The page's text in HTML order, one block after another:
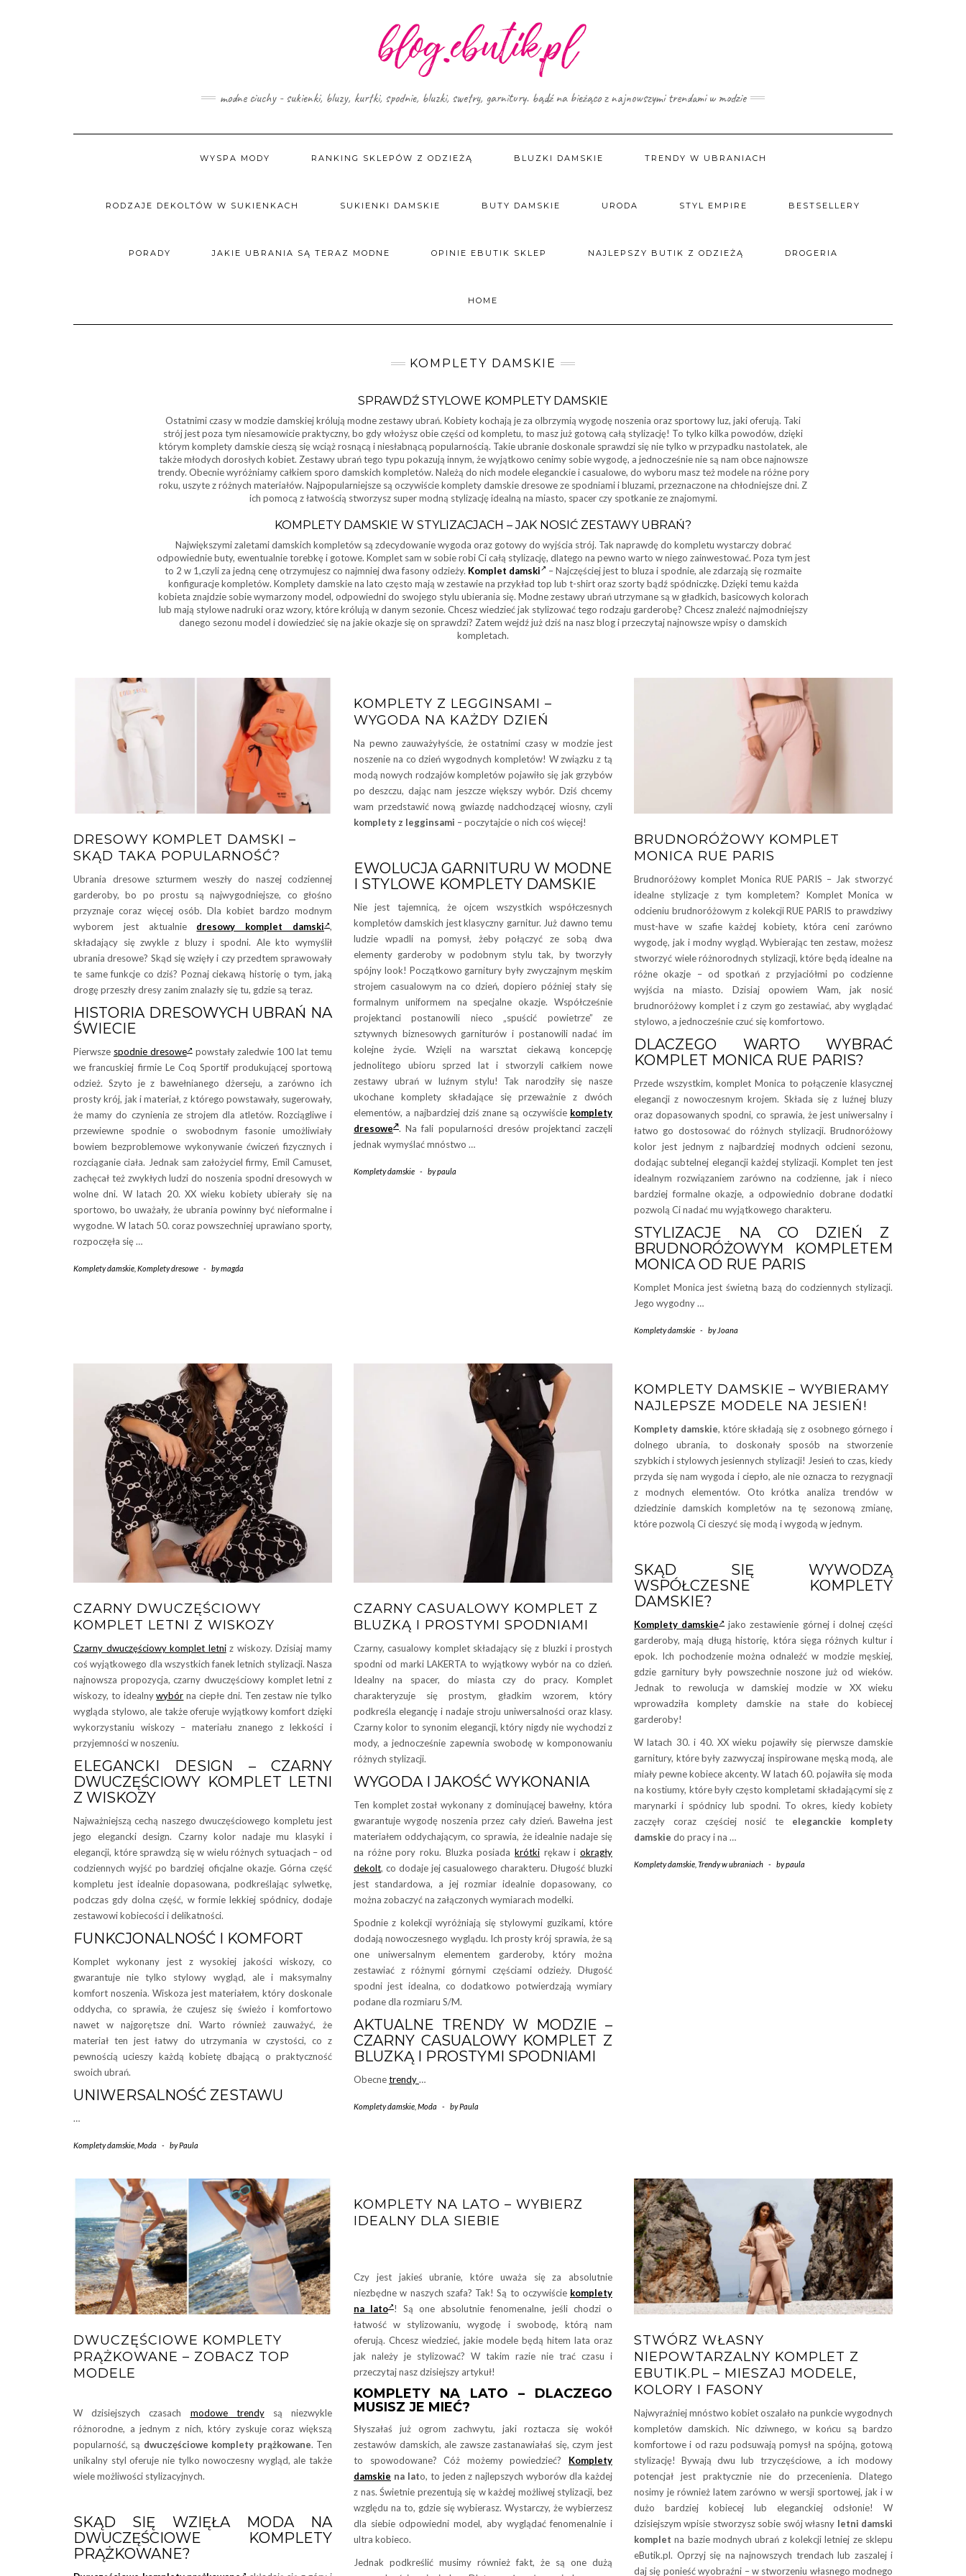
modne ciuchy - sukienki, bluzy, kurtki, spodnie, bluzki, swetry, garnitury. bądź na bieżąco z najnowszymi trendami w modzie
WYSPA MODY RANKING SKLEPÓW Z ODZIEŻĄ BLUZKI DAMSKIE TRENDY W UBRANIACH
RODZAJE DEKOLTÓW W SUKIENKACH SUKIENKI DAMSKIE BUTY DAMSKIE URODA STYL EMPIRE BESTSELLERY
PORADY JAKIE UBRANIA SĄ TERAZ MODNE OPINIE EBUTIK SKLEP NAJLEPSZY BUTIK Z ODZIEŻĄ DROGERIA
HOME
KOMPLETY DAMSKIE
SPRAWDŹ STYLOWE KOMPLETY DAMSKIE
Ostatnimi czasy w modzie damskiej królują modne zestawy ubrań. Kobiety kochają je za olbrzymią wygodę noszenia oraz sportowy luz, jaki oferują. Taki
strój jest poza tym niesamowicie praktyczny, bo gdy włożysz obie części od kompletu, to masz już gotową całą stylizację! To tylko kilka powodów, dzięki
którym komplety damskie cieszą się wciąż rosnącą i niesłabnącą popularnością. Takie ubranie doskonale sprawdzi się nie tylko w przypadku nastolatek, ale
także młodych dorosłych kobiet. Zestawy ubrań tego typu pokazują innym, że wyjątkowo cenimy sobie wygodę, a jednocześnie nie są nam obce najnowsze
trendy. Obecnie wyróżniamy całkiem sporo damskich kompletów. Należą do nich modele eleganckie i casualowe, do wyboru masz też modele na różne pory
roku, uszyte z różnych materiałów. Najpopularniejsze są oczywiście komplety damskie dresowe ze spodniami i bluzami, przeznaczone na chłodniejsze dni. Z
ich pomocą z łatwością stworzysz super modną stylizację idealną na miasto, spacer czy spotkanie ze znajomymi.
KOMPLETY DAMSKIE W STYLIZACJACH – JAK NOSIĆ ZESTAWY UBRAŃ?
Największymi zaletami damskich kompletów są zdecydowanie wygoda oraz gotowy do wyjścia strój. Tak naprawdę do kompletu wystarczy dobrać
odpowiednie buty, ewentualnie torebkę i gotowe. Komplet sam w sobie robi Ci całą stylizację, dlatego na pewno warto w niego zainwestować. Poza tym jest
to 2 w 1,czyli za jedną cenę otrzymujesz co najmniej dwa fasony odzieży. Komplet damski
– Najczęściej jest to bluza i spodnie, ale zdarzają się rozmaite
konfiguracje kompletów. Komplety damskie na lato często mają w zestawie na przykład top lub t-shirt oraz szorty bądź spódniczkę. Dzięki temu każda
kobieta znajdzie sobie wymarzony model, odpowiedni do swojego stylu ubierania się. Modne zestawy ubrań utrzymane są w gładkich, basicowych kolorach
lub mają stylowe nadruki oraz wzory, które królują w danym sezonie. Chcesz wiedzieć jak stylizować tego rodzaju garderobę? Chcesz znaleźć najmodniejszy
danego sezonu model i dowiedzieć się na jakie okazje się on sprawdzi? Zatem wejdź już dziś na nasz blog i przeczytaj najnowsze wpisy o damskich
kompletach.
DRESOWY KOMPLET DAMSKI –
SKĄD TAKA POPULARNOŚĆ?
Ubrania dresowe szturmem weszły do naszej codziennej
garderoby, bo po prostu są najwygodniejsze, co głośno
przyznaje coraz więcej osób. Dla kobiet bardzo modnym
wyborem jest aktualnie dresowy komplet damski ,
składający się zwykle z bluzy i spodni. Ale kto wymyślił
ubrania dresowe? Skąd się wzięły i czy przedtem sprawowały
te same funkcje co dziś? Poznaj ciekawą historię o tym, jaką
drogę przeszły dresy zanim znalazły się tu, gdzie są teraz.
HISTORIA DRESOWYCH UBRAŃ NA
ŚWIECIE
Pierwsze spodnie dresowe powstały zaledwie 100 lat temu
we francuskiej firmie Le Coq Sportif produkującej sportową
odzież. Szyto je z bawełnianego dżerseju, a zarówno ich
prosty krój, jak i materiał, z którego powstawały, sugerowały,
że mamy do czynienia ze strojem dla atletów. Rozciągliwe i
przewiewne spodnie o swobodnym fasonie umożliwiały
bowiem bezproblemowe wykonywanie ćwiczeń fizycznych i
rozciąganie ciała. Jednak sam założyciel firmy, Emil Camuset,
zachęcał też zwykłych ludzi do noszenia spodni dresowych w
wolne dni. W latach 20. XX wieku kobiety ubierały się na
sportowo, bo uważały, że ubrania powinny być nieformalne i
wygodne. W latach 50. coraz powszechniej uprawiano sporty,
rozpoczęła się …
Komplety damskie Komplety dresowe - bymagda
KOMPLETY Z LEGGINSAMI –
WYGODA NA KAŻDY DZIEŃ
Na pewno zauważyłyście, że ostatnimi czasy w modzie jest
noszenie na co dzień wygodnych kompletów! W związku z tą
modą nowych rodzajów kompletów pojawiło się jak grzybów
po deszczu, dając nam jeszcze większy wybór. Dziś chcemy
wam przedstawić nową gwiazdę nadchodzącej wiosny, czyli
komplety z legginsami – poczytajcie o nich coś więcej!
EWOLUCJA GARNITURU W MODNE
I STYLOWE KOMPLETY DAMSKIE
Nie jest tajemnicą, że ojcem wszystkich współczesnych
kompletów damskich jest klasyczny garnitur. Już dawno temu
ludzie wpadli na pomysł, żeby połączyć ze sobą dwa
elementy garderoby w podobnym stylu tak, by tworzyły
spójny look! Początkowo garnitury były zwyczajnym męskim
strojem casualowym na co dzień, dopiero później stały się
formalnym uniformem na specjalne okazje. Współcześnie
projektanci postanowili nieco „spuścić powietrze” ze
sztywnych biznesowych garniturów i postanowili nadać im
kolejne życie. Wzięli na warsztat ciekawą koncepcję
jednolitego ubioru sprzed lat i stworzyli całkiem nowe
zestawy ubrań w luźnym stylu! Tak narodziły się nasze
ukochane komplety składające się przeważnie z dwóch
elementów, a najbardziej dziś znane są oczywiście komplety
dresowe . Na fali popularności dresów projektanci zaczęli
jednak wymyślać mnóstwo …
Komplety damskie - bypaula
BRUDNORÓŻOWY KOMPLET
MONICA RUE PARIS
Brudnoróżowy komplet Monica RUE PARIS – Jak stworzyć
idealne stylizacje z tym kompletem? Komplet Monica w
odcieniu brudnoróżowym z kolekcji RUE PARIS to prawdziwy
must-have w szafie każdej kobiety, która ceni zarówno
wygodę, jak i modny wygląd. Wybierając ten zestaw, możesz
stworzyć wiele różnorodnych stylizacji, które będą idealne na
różne okazje – od spotkań z przyjaciółmi po codzienne
wyjścia na miasto. Dzisiaj opowiem Wam, jak nosić
brudnoróżowy komplet i z czym go zestawiać, aby wyglądać
stylowo, a jednocześnie czuć się komfortowo.
DLACZEGO WARTO WYBRAĆ
KOMPLET MONICA RUE PARIS?
Przede wszystkim, komplet Monica to połączenie klasycznej
elegancji z nowoczesnym krojem. Składa się z luźnej bluzy
oraz dopasowanych spodni, co sprawia, że jest uniwersalny i
łatwo go dostosować do różnych stylizacji. Brudnoróżowy
kolor jest jednym z najbardziej modnych odcieni sezonu,
dodając subtelnej elegancji każdej stylizacji. Komplet ten jest
idealnym rozwiązaniem zarówno na codzienne, jak i nieco
bardziej formalne okazje, a odpowiednio dobrane dodatki
pozwolą Ci nadać mu wyjątkowego charakteru.
STYLIZACJE NA CO DZIEŃ Z
BRUDNORÓŻOWYM KOMPLETEM
MONICA OD RUE PARIS
Komplet Monica jest świetną bazą do codziennych stylizacji.
Jego wygodny …
Komplety damskie - by Joana
CZARNY DWUCZĘŚCIOWY
KOMPLET LETNI Z WISKOZY
Czarny dwuczęściowy komplet letniz wiskozy. Dzisiaj mamy
coś wyjątkowego dla wszystkich fanek letnich stylizacji. Nasza
najnowsza propozycja, czarny dwuczęściowy komplet letni z
wiskozy, to idealnywybór na ciepłe dni. Ten zestaw nie tylko
wygląda stylowo, ale także oferuje wyjątkowy komfort dzięki
wykorzystaniu wiskozy – materiału znanego z lekkości i
przyjemności w noszeniu.
ELEGANCKI DESIGN – CZARNY
DWUCZĘŚCIOWY KOMPLET LETNI
Z WISKOZY
Najważniejszą cechą naszego dwuczęściowego kompletu jest
jego elegancki design. Czarny kolor nadaje mu klasyki i
elegancji, które sprawdzą się w wielu różnych sytuacjach – od
codziennych wyjść po bardziej oficjalne okazje. Górna część
kompletu jest idealnie dopasowana, podkreślając sylwetkę,
podczas gdy dolna część, w formie lekkiej spódnicy, dodaje
zestawowi kobiecości i delikatności.
FUNKCJONALNOŚĆ I KOMFORT
Komplet wykonany jest z wysokiej jakości wiskozy, co
gwarantuje nie tylko stylowy wygląd, ale i maksymalny
komfort noszenia. Wiskoza jest materiałem, który doskonale
oddycha, co sprawia, że czujesz się świeżo i komfortowo
nawet w najgorętsze dni. Warto również zauważyć, że
materiał ten jest łatwy do utrzymania w czystości, co z
pewnością ucieszy każdą kobietę dbającą o praktyczność
swoich ubrań.
UNIWERSALNOŚĆ ZESTAWU
…
Komplety damskie Moda - byPaula
CZARNY CASUALOWY KOMPLET Z
BLUZKĄ I PROSTYMI SPODNIAMI
Czarny, casualowy komplet składający się z bluzki i prostych
spodni od marki LAKERTA to wyjątkowy wybór na co dzień.
Idealny na spacer, do miasta czy do pracy. Komplet
charakteryzuje się prostym, gładkim wzorem, który
podkreśla elegancję i nadaje stroju uniwersalności oraz klasy.
Czarny kolor to synonim elegancji, który nigdy nie wychodzi z
mody, a jednocześnie zapewnia swobodę w komponowaniu
różnych stylizacji.
WYGODA I JAKOŚĆ WYKONANIA
Ten komplet został wykonany z dominującej bawełny, która
gwarantuje wygodę noszenia przez cały dzień. Bawełna jest
materiałem oddychającym, co sprawia, że idealnie nadaje się
na różne pory roku. Bluzka posiada krótki rękaw i okrągły
dekolt, co dodaje jej casualowego charakteru. Długość bluzki
jest standardowa, a jej rozmiar idealnie dopasowany, co
można zobaczyć na załączonych wymiarach modelki.
Spodnie z kolekcji wyróżniają się stylowymi guzikami, które
dodają nowoczesnego wyglądu. Ich prosty krój sprawia, że są
one uniwersalnym elementem garderoby, który można
zestawiać z różnymi górnymi częściami odzieży. Długość
spodni jest idealna, co dodatkowo potwierdzają wymiary
podane dla rozmiaru S/M.
AKTUALNE TRENDY W MODZIE –
CZARNY CASUALOWY KOMPLET Z
BLUZKĄ I PROSTYMI SPODNIAMI
Obecnetrendy…
Komplety damskie Moda - byPaula
KOMPLETY DAMSKIE – WYBIERAMY
NAJLEPSZE MODELE NA JESIEŃ!
Komplety damskie, które składają się z osobnego górnego i
dolnego ubrania, to doskonały sposób na stworzenie
szybkich i stylowych jesiennych stylizacji! Jesień to czas, kiedy
przyda się nam wygoda i ciepło, ale nie oznacza to rezygnacji
z modnych elementów. Oto krótka analiza trendów w
dziedzinie damskich kompletów na tę sezonową zmianę,
które pozwolą Ci cieszyć się modą i wygodą w jednym.
SKĄD SIĘ WYWODZĄ
WSPÓŁCZESNE KOMPLETY
DAMSKIE?
Komplety damskie jako zestawienie górnej i dolnej części
garderoby, mają długą historię, która sięga różnych kultur i
epok. Ich pochodzenie można odnaleźć w modzie męskiej,
gdzie garnitury były powszechnie noszone już od wieków.
Jednak to rewolucja w damskiej modzie w XX wieku
wprowadziła komplety damskie na stałe do kobiecej
garderoby!
W latach 30. i 40. XX wieku pojawiły się pierwsze damskie
garnitury, które były zazwyczaj inspirowane męską modą, ale
miały pewne kobiece akcenty. W latach 60. pojawiła się moda
na kostiumy, które były często kompletami składającymi się z
marynarki i spódnicy lub spodni. To okres, kiedy kobiety
zaczęły coraz częściej nosić te eleganckie komplety
damskie do pracy i na …
Komplety damskie Trendy w ubraniach - bypaula
DWUCZĘŚCIOWE KOMPLETY
PRĄŻKOWANE – ZOBACZ TOP
MODELE
W dzisiejszych czasach modowe trendysą niezwykle
różnorodne, a jednym z nich, który zyskuje coraz większą
popularność, są dwuczęściowe komplety prążkowane. Ten
unikalny styl oferuje nie tylko nowoczesny wygląd, ale także
wiele możliwości stylizacyjnych.
SKĄD SIĘ WZIĘŁA MODA NA
DWUCZĘŚCIOWE KOMPLETY
PRĄŻKOWANE?
KOMPLETY NA LATO – WYBIERZ
IDEALNY DLA SIEBIE
Czy jest jakieś ubranie, które uważa się za absolutnie
niezbędne w naszych szafa? Tak! Są to oczywiście komplety
na lato ! Są one absolutnie fenomenalne, jeśli chodzi o
łatwość w stylizowaniu, wygodę i swobodę, którą nam
oferują. Chcesz wiedzieć, jakie modele będą hitem lata oraz
jak należy je stylizować? W takim razie nie trać czasu i
przeczytaj nasz dzisiejszy artykuł!
KOMPLETY NA LATO – DLACZEGO
MUSISZ JE MIEĆ?
Słyszałaś już ogrom zachwytu, jaki roztacza się wokół
zestawów damskich, ale zawsze zastanawiałaś się, czym jest
to spowodowane? Cóż możemy powiedzieć? Komplety
damskie na lato, to jeden z najlepszych wyborów dla każdej
z nas. Świetnie prezentują się w każdej możliwej stylizacji, bez
względu na to, gdzie się wybierasz. Wystarczy, że wybierzesz
dla siebie odpowiedni model, aby wyglądać fenomenalnie i
ultra kobieco.
Jednak podkreślić musimy również fakt, że są one dużą
STWÓRZ WŁASNY
NIEPOWTARZALNY KOMPLET Z
EBUTIK.PL – MIESZAJ MODELE,
KOLORY I FASONY
Najwyraźniej mnóstwo kobiet oszalało na punkcie wygodnych
kompletów damskich. Nic dziwnego, w końcu są bardzo
komfortowe i od razu podsuwają pomysł na spójną, gotową
stylizację! Bywają dwu lub trzyczęściowe, a ich modowy
potencjał jest praktycznie nie do przecenienia. Dlatego
nosimy je również latem zarówno w wersji sportowej, jak i w
dużo bardziej kobiecej lub eleganckiej odsłonie! W
dzisiejszym wpisie stworzysz sobie swój własny letni damski
komplet na bazie modnych ubrań z kolekcji letniej ze sklepu
eButik.pl. Oprzyj się na najnowszych trendach lub zaszalej i
daj się ponieść wyobraźni – w stworzeniu własnego modnego